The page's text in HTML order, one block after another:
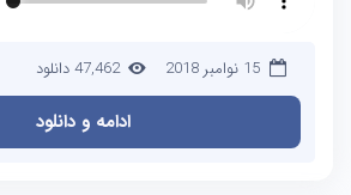
15 نوامبر 2018 47,462 دانلود
ادامه و دانلود